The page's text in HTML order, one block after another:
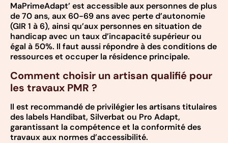
MaPrimeAdapt’ est accessible aux personnes de plus
de 70 ans, aux 60-69 ans avec perte d’autonomie
(GIR 1 à 6), ainsi qu’aux personnes en situation de
handicap avec un taux d’incapacité supérieur ou
égal à 50%. Il faut aussi répondre à des conditions de
ressources et occuper la résidence principale.
Comment choisir un artisan qualifié pour
les travaux PMR ?
Il est recommandé de privilégier les artisans titulaires
des labels Handibat, Silverbat ou Pro Adapt,
garantissant la compétence et la conformité des
travaux aux normes d’accessibilité.